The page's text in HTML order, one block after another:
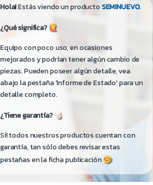
¡Hola! Si me lees no te quedarán dudas:
- Para mayor información de
Estado.
Condición: Seminuevo - Como Nuevo
Condición de la Caja: No Posee
Garantía:
- 90 días. Para productos
cambio o devolución.
- Fabricante: No Disponible
Hola!Estás viendo un producto SEMINUEVO.
¿Qué significa?
Equipo con poco uso, en ocasiones
mejorados y podrían tener algún cambio de
piezas. Pueden poseer algún detalle, vea
abajo la pestaña 'Informe de Estado' para un
detalle completo.
¿Tiene garantía?
Sí! todos nuestros productos cuentan con
garantía, tan sólo debes revisar estas
pestañas en la ficha publicación
: